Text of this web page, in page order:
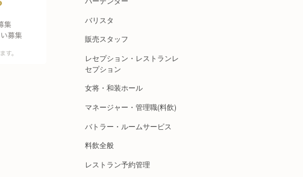
バリスタ
販売スタッフ
レセプション・レストランレ
セプション
女将・和装ホール
マネージャー・管理職(料飲)
バトラー・ルームサービス
料飲全般
レストラン予約管理